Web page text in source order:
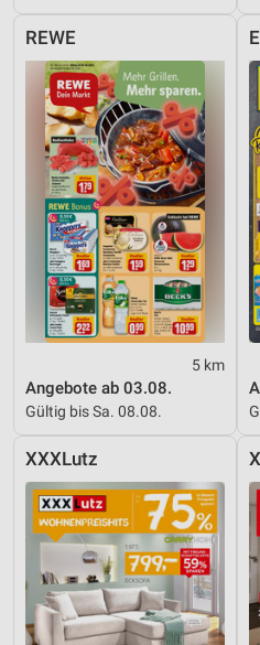
REWE
5 km
Angebote ab 03.08.
Gültig bis Sa. 08.08.
XXXLutz
Verwendung reduzierter Daten
IAB-Besonderheiten:
Verwendung genauer
Geräte anhand von aktiv
Informationen identifizieren
Nicht-IAB-Verarbeitungszwecke:
Notwendig
Performance
Werbung